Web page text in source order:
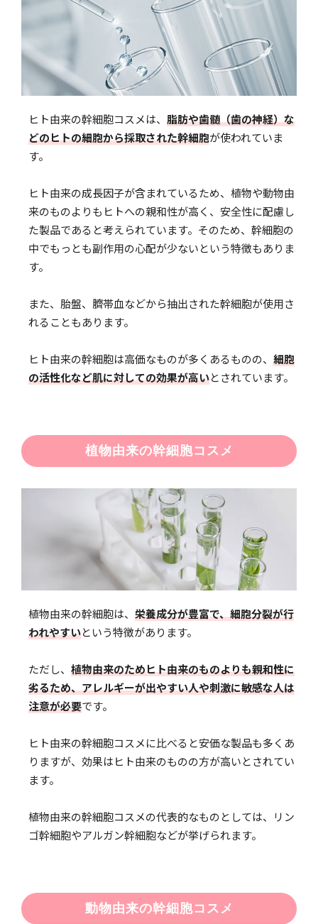
ヒト由来の幹細胞コスメは、 脂肪や歯髄（歯の神経）な
どのヒトの細胞から採取された幹細胞が使われていま
す。
ヒト由来の成長因子が含まれているため、植物や動物由
来のものよりもヒトへの親和性が高く、安全性に配慮し
た製品であると考えられています。そのため、幹細胞の
中でもっとも副作用の心配が少ないという特徴もありま
す。
また、胎盤、臍帯血などから抽出された幹細胞が使用さ
れることもあります。
ヒト由来の幹細胞は高価なものが多くあるものの、 細胞
の活性化など肌に対しての効果が高いとされています。
植物由来の幹細胞コスメ
植物由来の幹細胞は、 栄養成分が豊富で、細胞分裂が行
われやすいという特徴があります。
ただし、 植物由来のためヒト由来のものよりも親和性に
劣るため、アレルギーが出やすい人や刺激に敏感な人は
注意が必要です。
ヒト由来の幹細胞コスメに比べると安価な製品も多くあ
りますが、効果はヒト由来のものの方が高いとされてい
ます。
植物由来の幹細胞コスメの代表的なものとしては、リン
ゴ幹細胞やアルガン幹細胞などが挙げられます。
動物由来の幹細胞コスメ